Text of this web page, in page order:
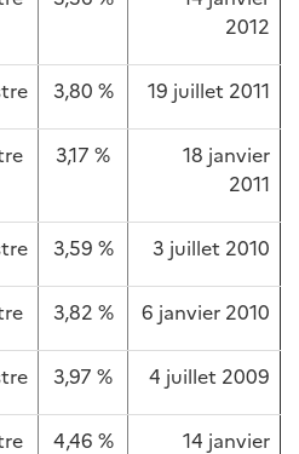
2012
3,80 % 19 juillet 2011
3,17 %
18 janvier
2011
3,59 % 3 juillet 2010
3,82 % 6 janvier 2010
3,97 % 4 juillet 2009
4,46 %
14 janvier